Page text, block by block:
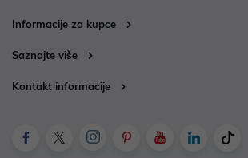
Informacije za kupce
Saznajte više
Kontakt informacije